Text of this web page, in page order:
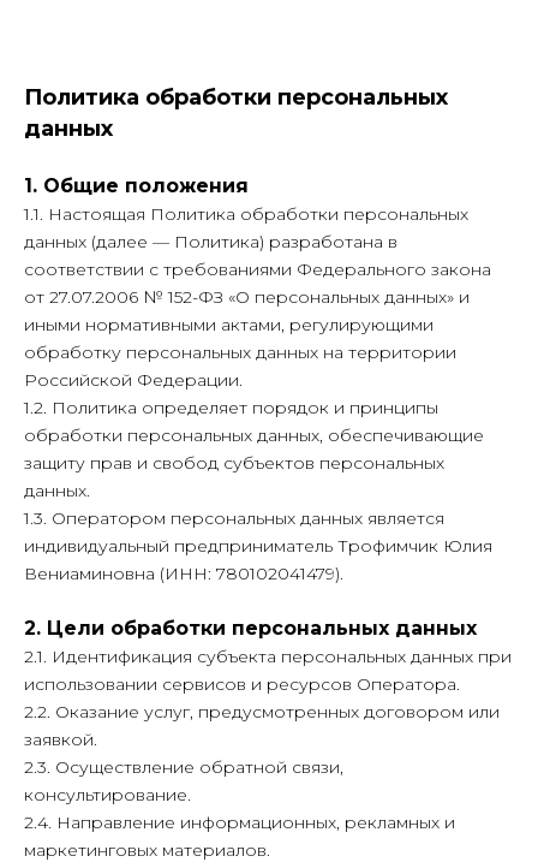
Политика обработки персональных
данных
1. Общие положения
1.1. Настоящая Политика обработки персональных
данных (далее — Политика) разработана в
соответствии с требованиями Федерального закона
от 27.07.2006 № 152-ФЗ «О персональных данных» и
иными нормативными актами, регулирующими
обработку персональных данных на территории
Российской Федерации.
1.2. Политика определяет порядок и принципы
обработки персональных данных, обеспечивающие
защиту прав и свобод субъектов персональных
данных.
1.3. Оператором персональных данных является
индивидуальный предприниматель Трофимчик Юлия
Вениаминовна (ИНН: 780102041479).
2. Цели обработки персональных данных
2.1. Идентификация субъекта персональных данных при
использовании сервисов и ресурсов Оператора.
2.2. Оказание услуг, предусмотренных договором или
заявкой.
2.3. Осуществление обратной связи,
консультирование.
2.4. Направление информационных, рекламных и
маркетинговых материалов.